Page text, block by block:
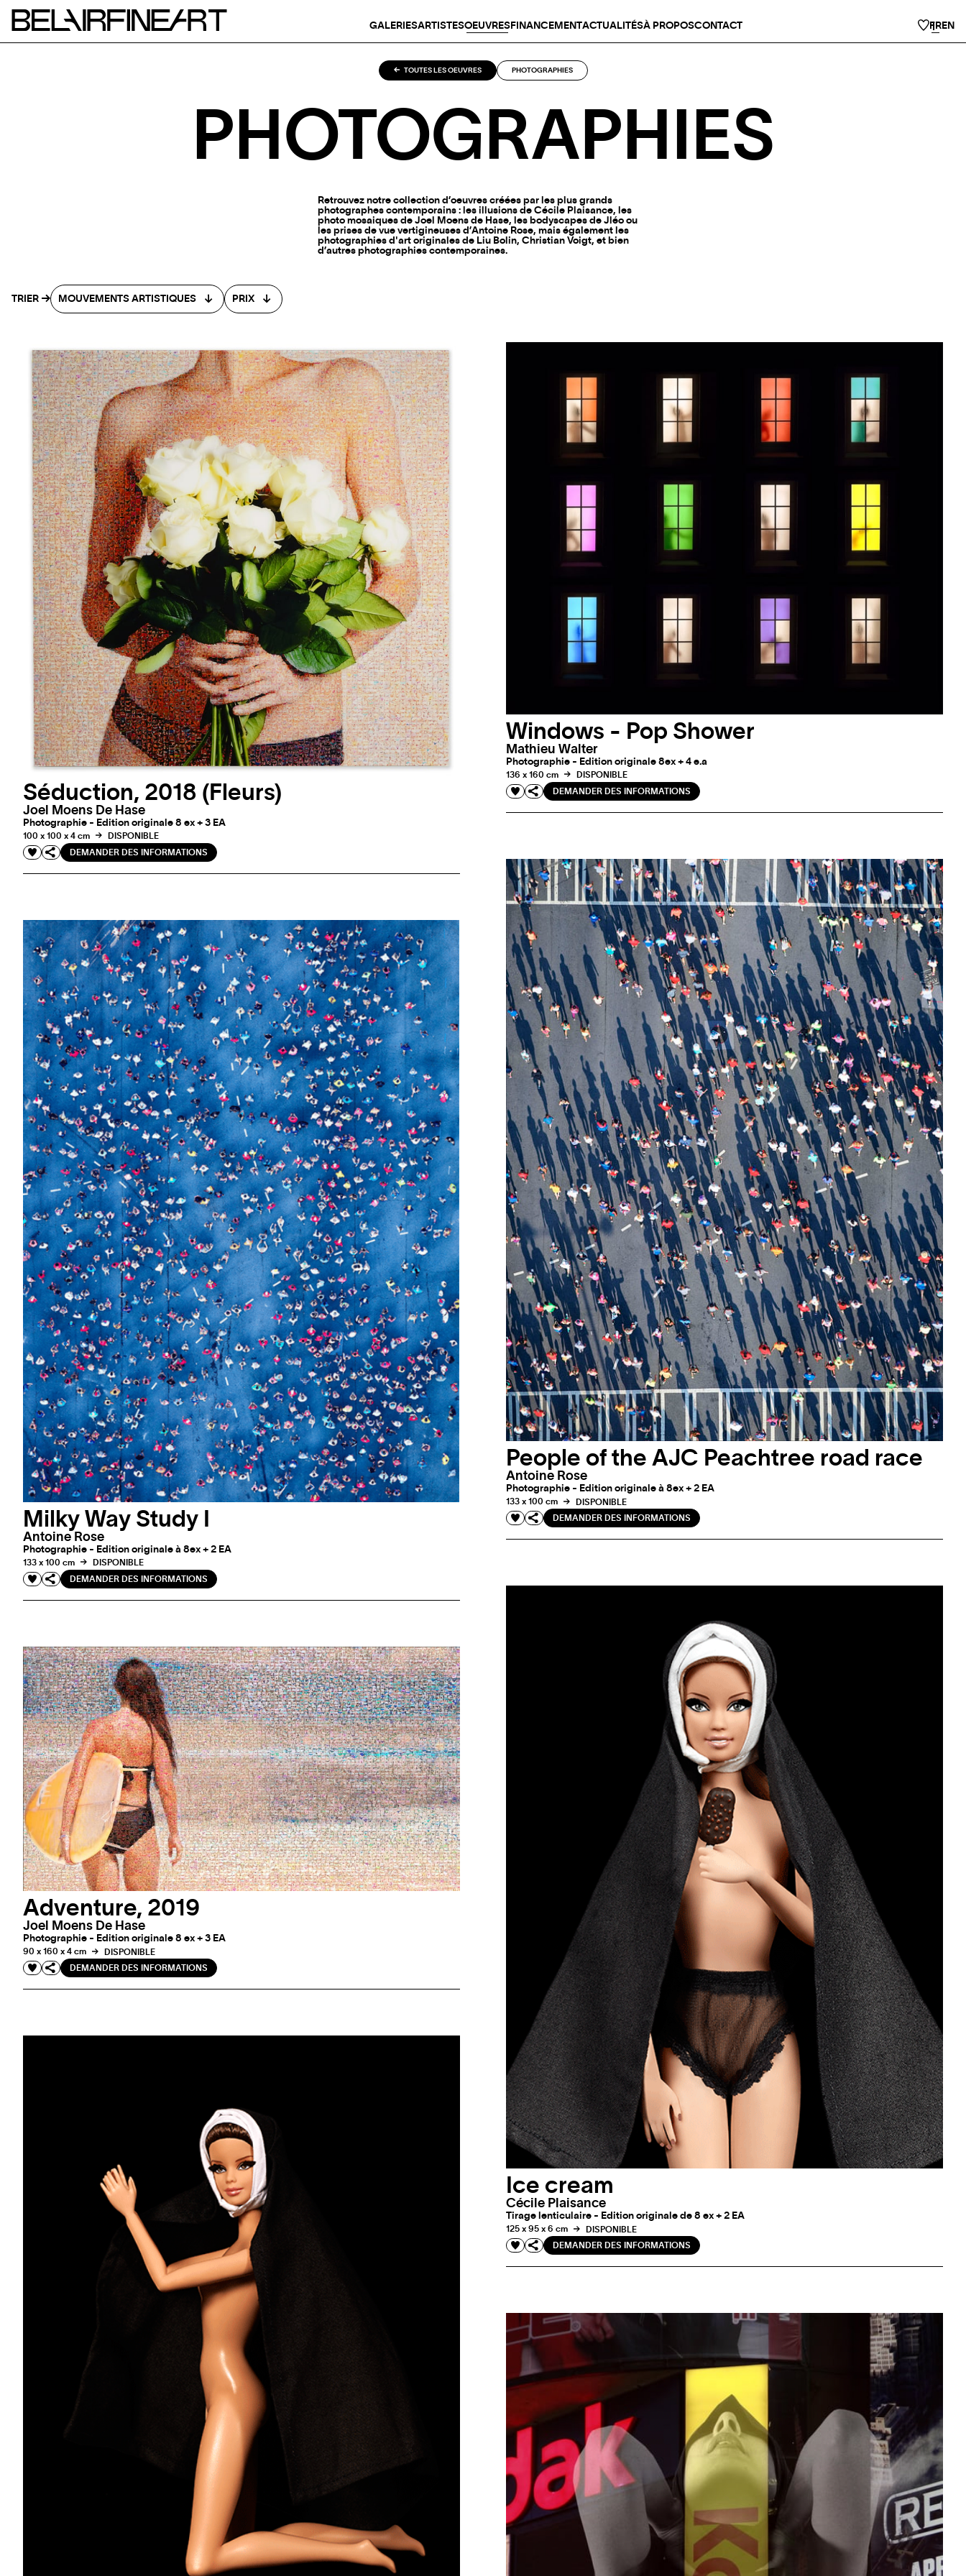
GALERIESARTISTESOEUVRESFINANCEMENTACTUALITÉSÀ PROPOSCONTACT FREN
TOUTES LES OEUVRES PHOTOGRAPHIES
PHOTOGRAPHIES
Retrouvez notre collection d’oeuvres créées par les plus grands
photographes contemporains : les illusions de Cécile Plaisance, les
photo mosaiques de Joel Moens de Hase, les bodyscapes de Jléo ou
les prises de vue vertigineuses d’Antoine Rose, mais également les
photographies d'art originales de Liu Bolin, Christian Voigt, et bien
d’autres photographies contemporaines.
TRIER MOUVEMENTS ARTISTIQUES PRIX
Séduction, 2018 (Fleurs)
Joel Moens De Hase
Photographie - Edition originale 8 ex + 3 EA
100 x 100 x 4 cm
DISPONIBLE
DEMANDER DES INFORMATIONS
Windows - Pop Shower
Mathieu Walter
Photographie - Edition originale 8ex + 4 e.a
136 x 160 cm
DISPONIBLE
DEMANDER DES INFORMATIONS
People of the AJC Peachtree road race
Antoine Rose
Photographie - Edition originale à 8ex + 2 EA
133 x 100 cm
DISPONIBLE
DEMANDER DES INFORMATIONS
Milky Way Study I
Antoine Rose
Photographie - Edition originale à 8ex + 2 EA
133 x 100 cm
DISPONIBLE
DEMANDER DES INFORMATIONS
Ice cream
Cécile Plaisance
Tirage lenticulaire - Edition originale de 8 ex + 2 EA
125 x 95 x 6 cm
DISPONIBLE
DEMANDER DES INFORMATIONS
Adventure, 2019
Joel Moens De Hase
Photographie - Edition originale 8 ex + 3 EA
90 x 160 x 4 cm
DISPONIBLE
DEMANDER DES INFORMATIONS